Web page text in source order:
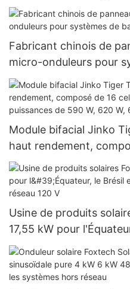
sinusoïdale pure pour la
Fabricant chinois de
micro-onduleurs pour
Foxtech
Module bifacial Jinko
haut rendement,
BB, pour des
et 650 W.
Usine de produits
17,55 kW pour
système hors réseau